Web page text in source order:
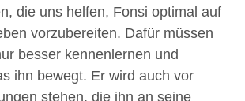
die uns helfen, Fonsi optimal auf
vorzubereiten. Dafür müssen
besser kennenlernen und
ihn bewegt. Er wird auch vor
stehen, die ihn an seine